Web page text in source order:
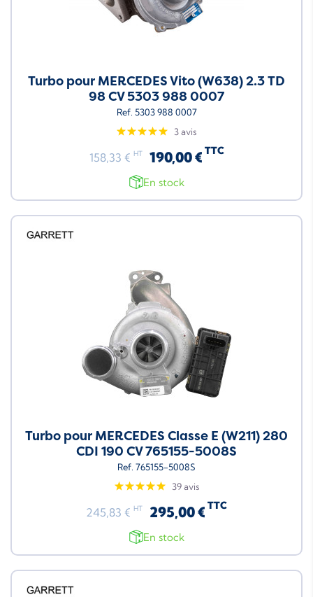
Turbo pour MERCEDES Vito (W638) 2.3 TD
98 CV 5303 988 0007
Ref. 5303 988 0007
3 avis
158,33 € HT 190,00 € TTC
En stock
Turbo pour MERCEDES Classe E (W211) 280
CDI 190 CV 765155-5008S
Ref. 765155-5008S
39 avis
245,83 € HT 295,00 € TTC
En stock